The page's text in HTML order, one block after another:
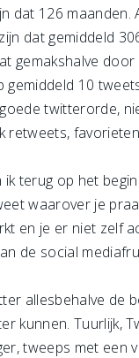
dat 126 maanden.
dat gemiddeld
gemakshalve door
gemiddeld 10
twitterorde,
retweets,
ik terug op het
waarover je
en je er niet zelf
de social
allesbehalve de
kunnen. Tuurlijk,
tweeps met een